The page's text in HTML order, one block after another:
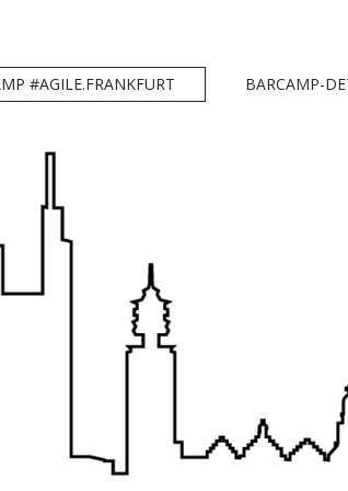
#AGILE.FRANKFURT BARCAMP-